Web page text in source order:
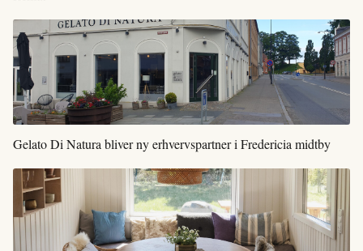
Gelato Di Natura bliver ny erhvervspartner i Fredericia midtby